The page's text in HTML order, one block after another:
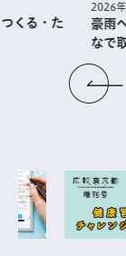
くる・た
2026
豪雨
なで